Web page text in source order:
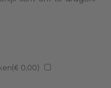
€ 0,00)